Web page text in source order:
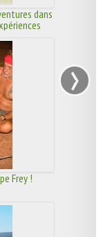
dans
Frey !
›